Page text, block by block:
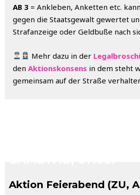
AB 3 = Ankleben, Anketten etc.
gegen die Staatsgewalt gewertet
Strafanzeige oder Geldbuße nach
Mehr dazu in der
den Aktionskonsens in dem steht
gemeinsam auf der Straße
Aktion Feierabend (ZU,